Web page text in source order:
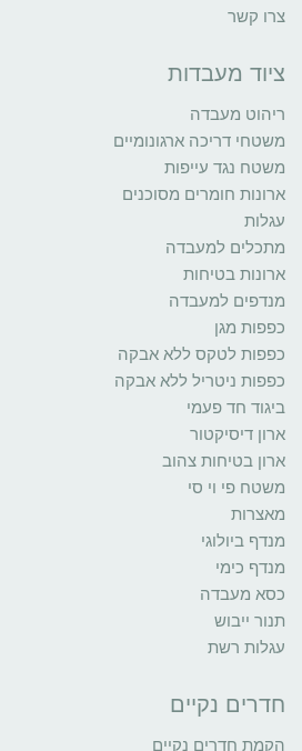
צרו קשר
ציוד מעבדות
ריהוט מעבדה
משטחי דריכה ארגונומיים
משטח נגד עייפות
ארונות חומרים מסוכנים
עגלות
מתכלים למעבדה
ארונות בטיחות
מנדפים למעבדה
כפפות מגן
כפפות לטקס ללא אבקה
כפפות ניטריל ללא אבקה
ביגוד חד פעמי
ארון דיסיקטור
ארון בטיחות צהוב
משטח פי וי סי
מאצרות
מנדף ביולוגי
מנדף כימי
כסא מעבדה
תנור ייבוש
עגלות רשת
חדרים נקיים
הקמת חדרים נקיים